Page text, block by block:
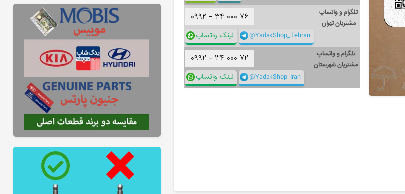
تلگرام و واتساپ
مشتریان تهران
۰۹۹۲ - ۳۴ ۰۰۰ ۷۶
لینک واتساپ @YadakShop_Tehran
تلگرام و واتساپ
مشتریان شهرستان
۰۹۹۲ - ۳۴ ۰۰۰ ۷۲
لینک واتساپ @YadakShop_Iran